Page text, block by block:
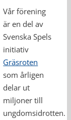
Vår förening
är en del av
Svenska Spels
initiativ
Gräsroten
som årligen
delar ut
miljoner till
ungdomsidrotten.